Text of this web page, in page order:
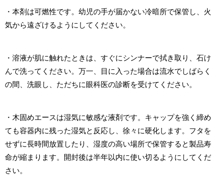
・本剤は可燃性です。幼児の手が届かない冷暗所で保管し、火
気から遠ざけるようにしてください。
・溶液が肌に触れたときは、すぐにシンナーで拭き取り、石け
んで洗ってください。万一、目に入った場合は流水でしばらく
の間、洗眼し、ただちに眼科医の診断を受けてください。
・木固めエースは湿気に敏感な液剤です。キャップを強く締め
ても容器内に残った湿気と反応し、徐々に硬化します。フタを
せずに長時間放置したり、湿度の高い場所で保管すると製品寿
命が縮まります。開封後は半年以内に使い切るようにしてくだ
さい。